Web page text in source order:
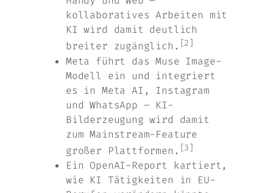
kollaboratives Arbeiten mit
KI wird damit deutlich
breiter zugänglich. [2]
Meta führt das Muse Image-
Modell ein und integriert
es in Meta AI, Instagram
und WhatsApp – KI-
Bilderzeugung wird damit
zum Mainstream-Feature
großer Plattformen. [3]
Ein OpenAI-Report kartiert,
wie KI Tätigkeiten in EU-